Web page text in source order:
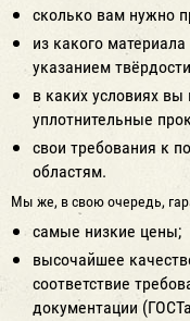
сколько вам нужно
из какого
указанием
в каких условиях
уплотнительные
свои требования к
областям.
Мы же, в свою очередь,
самые низкие цены;
высочайшее
соответствие
документации